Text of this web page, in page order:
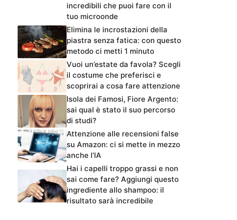
incredibili che puoi fare con il
tuo microonde
Elimina le incrostazioni della
piastra senza fatica: con questo
metodo ci metti 1 minuto
Vuoi un’estate da favola? Scegli
il costume che preferisci e
scoprirai a cosa fare attenzione
Isola dei Famosi, Fiore Argento:
sai qual è stato il suo percorso
di studi?
Attenzione alle recensioni false
su Amazon: ci si mette in mezzo
anche l’IA
Hai i capelli troppo grassi e non
sai come fare? Aggiungi questo
ingrediente allo shampoo: il
risultato sarà incredibile